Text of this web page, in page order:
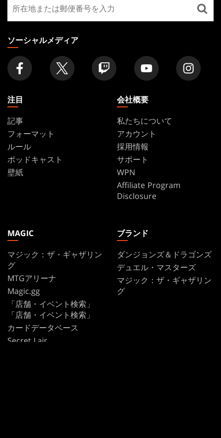
FOOTER
寄
り
の
店
舗
を
探
ソーシャルメディア
注目
記事
フォーマット
ルール
ポッドキャスト
壁紙
会社概要
私たちについて
アカウント
採用情報
サポート
WPN
Affiliate Program
Disclosure
MAGIC
マジック：ザ・ギャザリン
グ
MTGアリーナ
Magic.gg
「店舗・イベント検索」
「店舗・イベント検索」
カードデータベース
Secret Lair
ブランド
ダンジョンズ＆ドラゴンズ
デュエル・マスターズ
マジック：ザ・ギャザリン
グ